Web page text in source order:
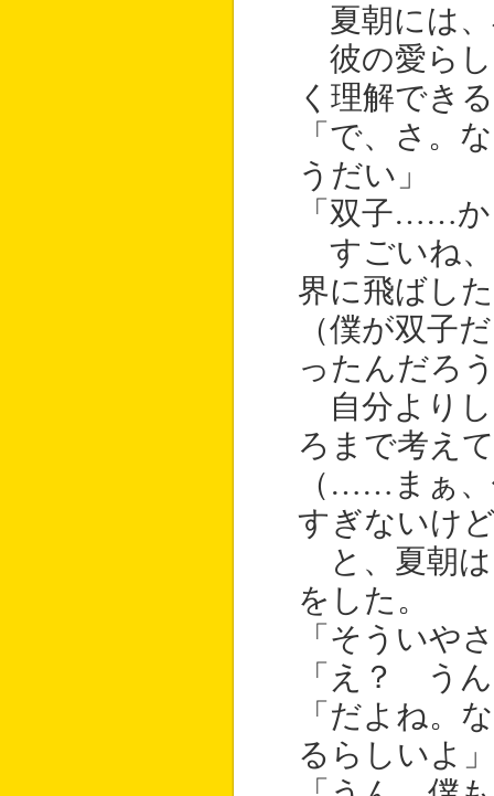
夏朝には、
彼の愛らし
く理解でき
「で、さ。
うだい」
「双子……
すごいね、
界に飛ばし
（僕が双
ったんだろ
自分よりし
ろまで考え
（……まぁ、
すぎないけ
と、夏朝は
をした。
「そういや
「え？ う
「だよね。
るらしいよ」